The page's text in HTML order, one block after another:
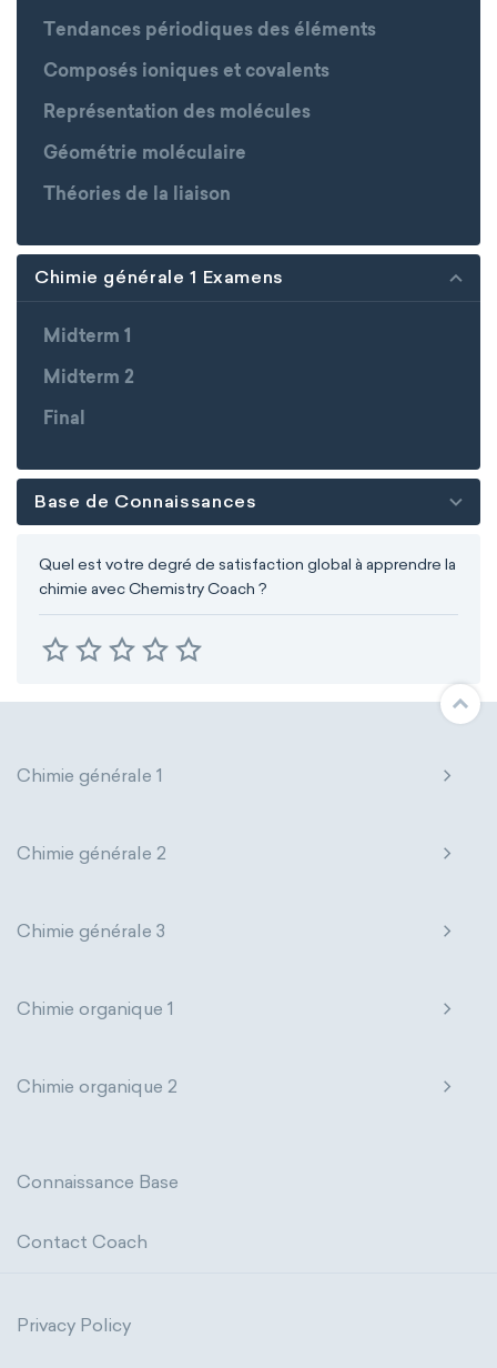
Tendances périodiques des éléments
Composés ioniques et covalents
Représentation des molécules
Géométrie moléculaire
Théories de la liaison
Chimie générale 1 Examens
Midterm 1
Midterm 2
Final
Base de Connaissances
Quel est votre degré de satisfaction global à apprendre la
chimie avec Chemistry Coach ?
Chimie générale 1
Chimie générale 2
Chimie générale 3
Chimie organique 1
Chimie organique 2
Connaissance Base
Contact Coach
Privacy Policy